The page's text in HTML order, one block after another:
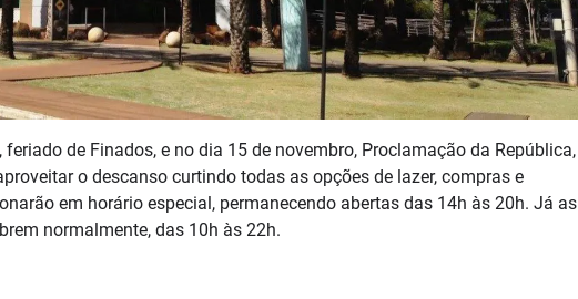
de Finados, e no dia 15 de novembro, Proclamação da República,
o descanso curtindo todas as opções de lazer, compras e
em horário especial, permanecendo abertas das 14h às 20h. Já as
normalmente, das 10h às 22h.